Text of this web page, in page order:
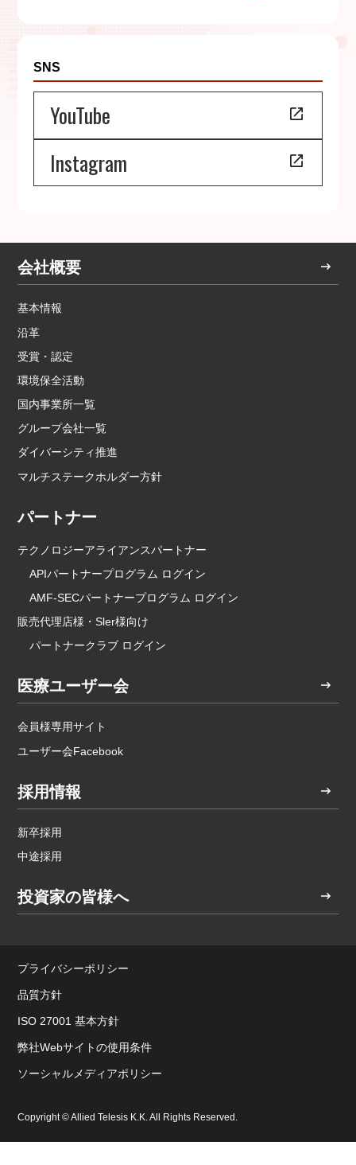
SNS
YouTube
Instagram
会社概要
基本情報
沿革
受賞・認定
環境保全活動
国内事業所一覧
グループ会社一覧
ダイバーシティ推進
マルチステークホルダー方針
パートナー
テクノロジーアライアンスパートナー
APIパートナープログラム ログイン
AMF-SECパートナープログラム ログイン
販売代理店様・Sler様向け
パートナークラブ ログイン
医療ユーザー会
会員様専用サイト
ユーザー会Facebook
採用情報
新卒採用
中途採用
投資家の皆様へ
プライバシーポリシー
品質方針
ISO 27001 基本方針
弊社Webサイトの使用条件
ソーシャルメディアポリシー
Copyright © Allied Telesis K.K. All Rights Reserved.